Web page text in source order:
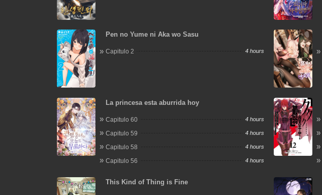
Pen no Yume ni Aka wo Sasu
Capitulo 2 4 hours
La princesa esta aburrida hoy
Capitulo 60 4 hours
Capitulo 59 4 hours
Capitulo 58 4 hours
Capitulo 56 4 hours
This Kind of Thing is Fine